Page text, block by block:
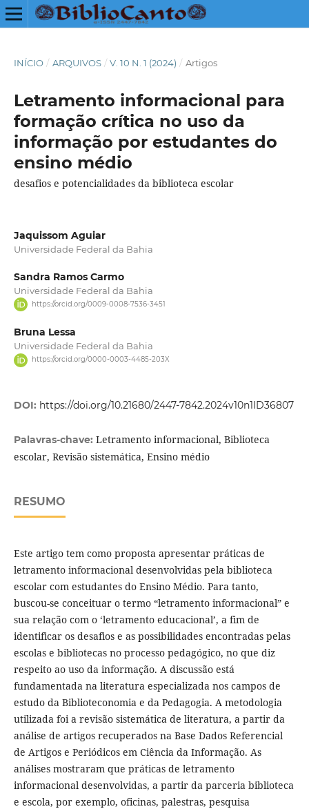
INÍCIO / ARQUIVOS / V. 10 N. 1 (2024) / Artigos
Letramento informacional para
formação crítica no uso da
informação por estudantes do
ensino médio
desafios e potencialidades da biblioteca escolar
Jaquissom Aguiar
Universidade Federal da Bahia
Sandra Ramos Carmo
Universidade Federal da Bahia
https://orcid.org/0009-0008-7536-3451
Bruna Lessa
Universidade Federal da Bahia
https://orcid.org/0000-0003-4485-203X
DOI: https://doi.org/10.21680/2447-7842.2024v10n1ID36807
Palavras-chave: Letramento informacional, Biblioteca
escolar, Revisão sistemática, Ensino médio
RESUMO
Este artigo tem como proposta apresentar práticas de
letramento informacional desenvolvidas pela biblioteca
escolar com estudantes do Ensino Médio. Para tanto,
buscou-se conceituar o termo “letramento informacional” e
sua relação com o ‘letramento educacional’, a fim de
identificar os desafios e as possibilidades encontradas pelas
escolas e bibliotecas no processo pedagógico, no que diz
respeito ao uso da informação. A discussão está
fundamentada na literatura especializada nos campos de
estudo da Biblioteconomia e da Pedagogia. A metodologia
utilizada foi a revisão sistemática de literatura, a partir da
análise de artigos recuperados na Base Dados Referencial
de Artigos e Periódicos em Ciência da Informação. As
análises mostraram que práticas de letramento
informacional desenvolvidas, a partir da parceria biblioteca
e escola, por exemplo, oficinas, palestras, pesquisa